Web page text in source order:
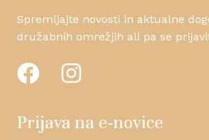
Spremljajte novosti in aktualne
družabnih omrežjih ali pa se
Prijava na e-novice